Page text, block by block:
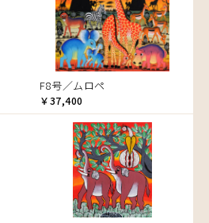
F8号／ムロペ
￥37,400